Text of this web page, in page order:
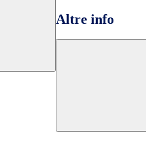
Altre info